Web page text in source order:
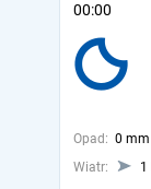
00:00
Opad: 0 mm
Wiatr:
1